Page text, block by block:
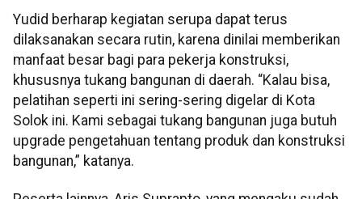
Yudid berharap kegiatan serupa dapat terus
dilaksanakan secara rutin, karena dinilai memberikan
manfaat besar bagi para pekerja konstruksi,
khususnya tukang bangunan di daerah. “Kalau bisa,
pelatihan seperti ini sering-sering digelar di Kota
Solok ini. Kami sebagai tukang bangunan juga butuh
upgrade pengetahuan tentang produk dan konstruksi
bangunan,” katanya.